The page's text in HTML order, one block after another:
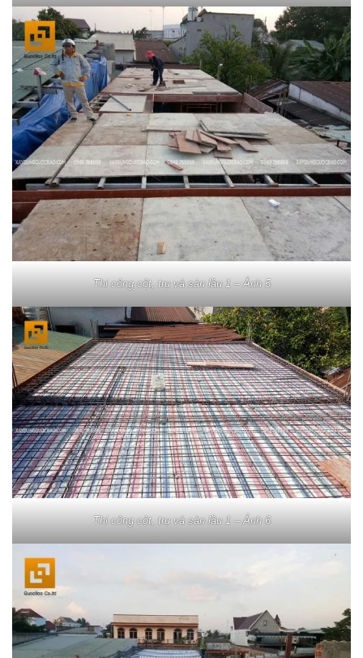
Thi công cột, trụ và sàn lầu 1 – Ảnh 5
Thi công cột, trụ và sàn lầu 1 – Ảnh 6